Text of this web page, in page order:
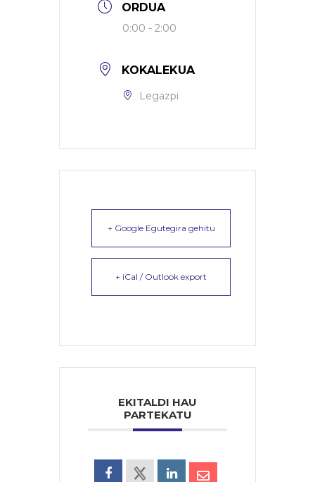
ORDUA
0:00 - 2:00
KOKALEKUA
Legazpi
+ Google Egutegira gehitu
+ iCal / Outlook export
EKITALDI HAU
PARTEKATU